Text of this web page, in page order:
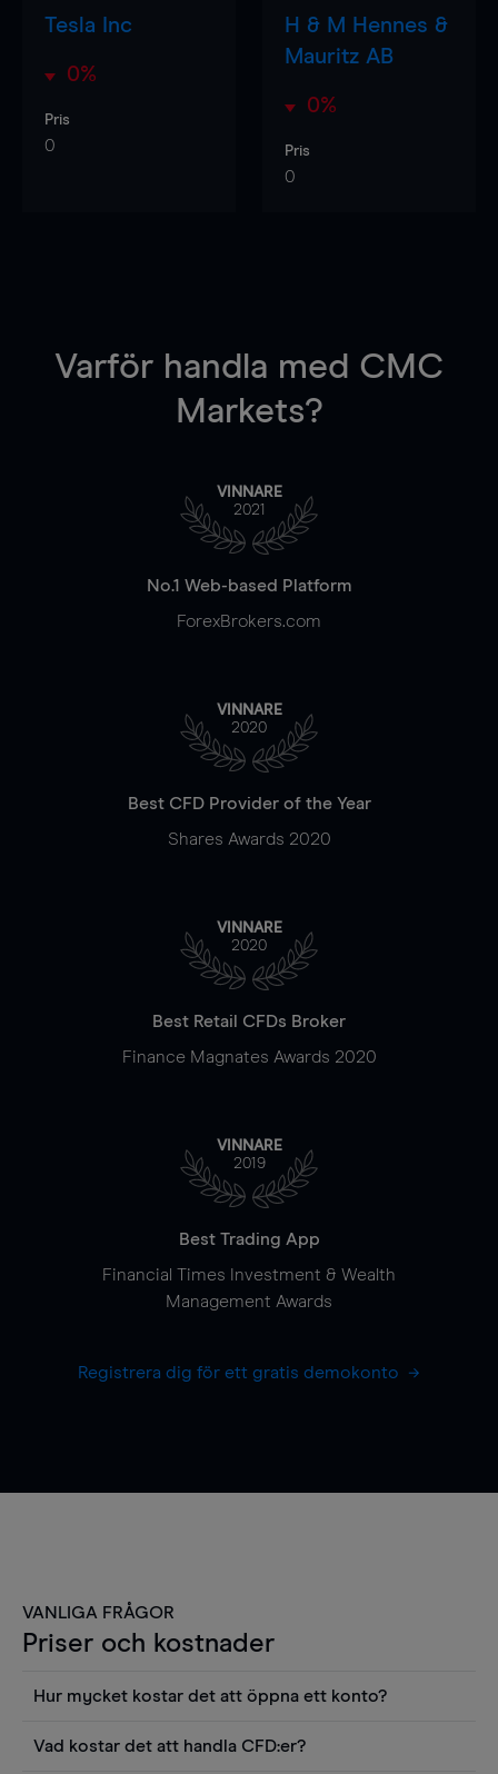
Tesla Inc
0%
Pris
0
H & M Hennes &
Mauritz AB
0%
Pris
0
Varför handla med CMC
Markets?
VINNARE
2021
No.1 Web-based Platform
ForexBrokers.com
VINNARE
2020
Best CFD Provider of the Year
Shares Awards 2020
VINNARE
2020
Best Retail CFDs Broker
Finance Magnates Awards 2020
VINNARE
2019
Best Trading App
Financial Times Investment & Wealth
Management Awards
Registrera dig för ett gratis demokonto
VANLIGA FRÅGOR
Priser och kostnader
Hur mycket kostar det att öppna ett konto?
Vad kostar det att handla CFD:er?